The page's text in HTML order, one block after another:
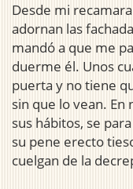
Desde mi
adornan las
mandó a que me
duerme él. Unos
puerta y no tiene
sin que lo vean. En
sus hábitos, se
su pene erecto
cuelgan de la